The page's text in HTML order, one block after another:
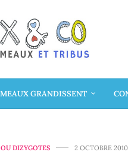
GRANDISSENT
DIZYGOTES 2 OCTOBRE 2010